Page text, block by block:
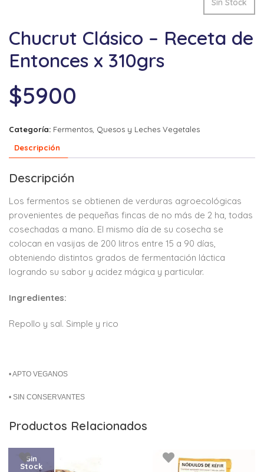
Sin Stock
Chucrut Clásico – Receta de
Entonces x 310grs
$5900
Categoría: Fermentos, Quesos y Leches Vegetales
Descripción
Descripción
Los fermentos se obtienen de verduras agroecológicas
provenientes de pequeñas fincas de no más de 2 ha, todas
cosechadas a mano. El mismo día de su cosecha se
colocan en vasijas de 200 litros entre 15 a 90 días,
obteniendo distintos grados de fermentación láctica
logrando su sabor y acidez mágica y particular.
Ingredientes:
Repollo y sal. Simple y rico
• APTO VEGANOS
• SIN CONSERVANTES
Productos Relacionados
Sin
Stock